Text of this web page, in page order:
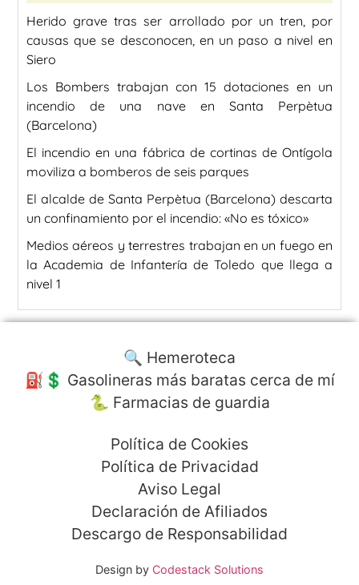
Herido grave tras ser arrollado por un tren, por
causas que se desconocen, en un paso a nivel en
Siero
Los Bombers trabajan con 15 dotaciones en un
incendio de una nave en Santa Perpètua
(Barcelona)
El incendio en una fábrica de cortinas de Ontígola
moviliza a bomberos de seis parques
El alcalde de Santa Perpètua (Barcelona) descarta
un confinamiento por el incendio: «No es tóxico»
Medios aéreos y terrestres trabajan en un fuego en
la Academia de Infantería de Toledo que llega a
nivel 1
🔍 Hemeroteca
⛽️💲 Gasolineras más baratas cerca de mí
🐍 Farmacias de guardia
Política de Cookies
Política de Privacidad
Aviso Legal
Declaración de Afiliados
Descargo de Responsabilidad
Design by Codestack Solutions